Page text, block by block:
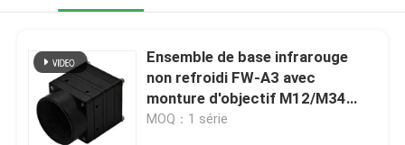
Ensemble de base infrarouge
non refroidi FW-A3 avec
monture d'objectif M12/M34
≤1,5 W de consommation
MOQ：1 série